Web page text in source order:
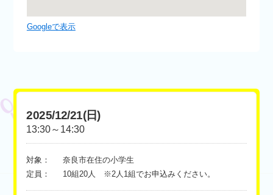
Googleで表示
2025/12/21(日)
13:30～14:30
対象：
奈良市在住の小学生
定員：
10組20人 ※2人1組でお申込みください。